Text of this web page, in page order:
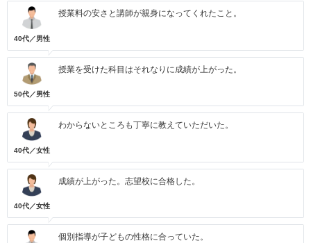
40代／男性
授業料の安さと講師が親身になってくれたこと。
50代／男性
授業を受けた科目はそれなりに成績が上がった。
40代／女性
わからないところも丁寧に教えていただいた。
40代／女性
成績が上がった。志望校に合格した。
個別指導が子どもの性格に合っていた。